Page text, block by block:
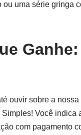
uma série gringa
ouvir sobre a
Você indica
com pagamento